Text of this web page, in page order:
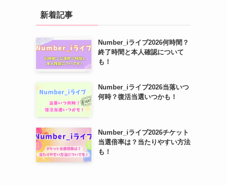
新着記事
Number_iライブ2026何時間？
終了時間と本人確認について
も！
Number_iライブ2026当落いつ
何時？復活当選いつかも！
Number_iライブ2026チケット
当選倍率は？当たりやすい方法
も！